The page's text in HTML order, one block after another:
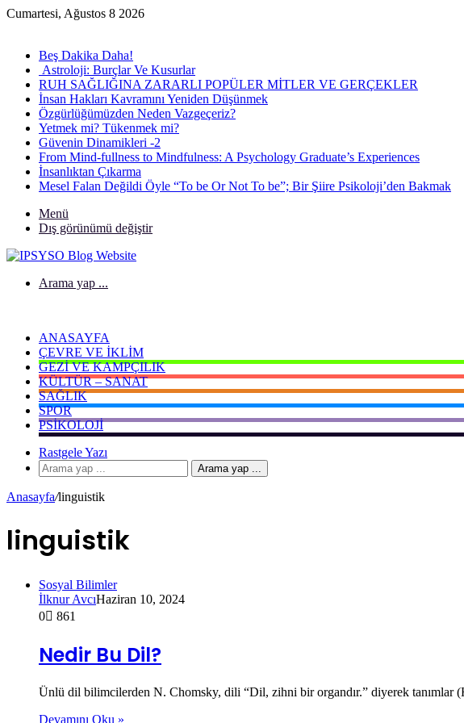
Cumartesi, Ağustos 8 2026
Beş Dakika Daha!
Astroloji: Burçlar Ve Kusurlar
RUH SAĞLIĞINA ZARARLI POPÜLER MİTLER VE GERÇEKLER
İnsan Hakları Kavramını Yeniden Düşünmek
Özgürlüğümüzden Neden Vazgeçeriz?
Yetmek mi? Tükenmek mi?
Güvenin Dinamikleri -2
From Mind-fullness to Mindfulness: A Psychology Graduate’s Experiences
İnsanlıktan Çıkarma
Mesel Falan Değildi Öyle “To be Or Not To be”; Bir Şiire Psikoloji’den Bakmak
Menü
Dış görünümü değiştir
Arama yap ...
ANASAYFA
ÇEVRE VE İKLIM
GEZI VE KAMPÇILIK
KÜLTÜR – SANAT
SAĞLIK
SPOR
PSIKOLOJI
Rastgele Yazı
Arama yap ...
Anasayfa/linguistik
linguistik
Sosyal Bilimler
İlknur AvcıHaziran 10, 2024
0
861
Nedir Bu Dil?
Ünlü dil bilimcilerden N. Chomsky, dili “Dil, zihni bir organdır.” diyerek
Devamını Oku »